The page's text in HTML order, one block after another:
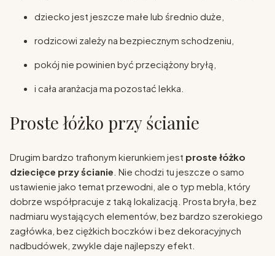
dziecko jest jeszcze małe lub średnio duże,
rodzicowi zależy na bezpiecznym schodzeniu,
pokój nie powinien być przeciążony bryłą,
i cała aranżacja ma pozostać lekka.
Proste łóżko przy ścianie
Drugim bardzo trafionym kierunkiem jest proste łóżko
dziecięce przy ścianie . Nie chodzi tu jeszcze o samo
ustawienie jako temat przewodni, ale o typ mebla, który
dobrze współpracuje z taką lokalizacją. Prosta bryła, bez
nadmiaru wystających elementów, bez bardzo szerokiego
zagłówka, bez ciężkich boczków i bez dekoracyjnych
nadbudówek, zwykle daje najlepszy efekt.